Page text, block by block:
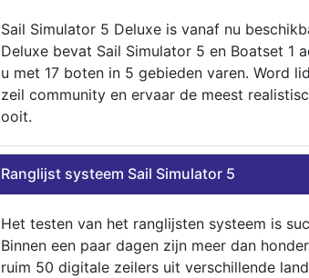
Sail Simulator 5 Deluxe is vanaf nu
Deluxe bevat Sail Simulator 5 en Boatset 1
u met 17 boten in 5 gebieden varen. Word
zeil community en ervaar de meest
ooit.
Ranglijst systeem Sail Simulator 5
Het testen van het ranglijsten systeem is
Binnen een paar dagen zijn meer dan
ruim 50 digitale zeilers uit verschillende